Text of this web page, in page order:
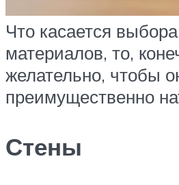
Что касается
материалов, то,
желательно, чтобы
преимущественно
Стены